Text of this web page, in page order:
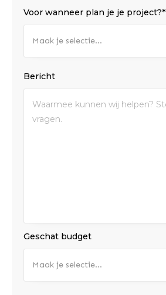
Voor wanneer plan je je project?*
Maak je selectie...
Bericht
Geschat budget
Maak je selectie...